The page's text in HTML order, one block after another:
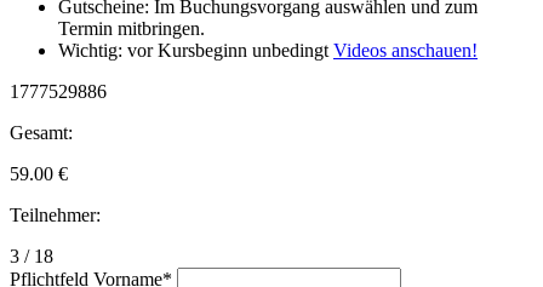
Gutscheine: Im Buchungsvorgang auswählen und zum
Termin mitbringen.
Wichtig: vor Kursbeginn unbedingtVideos anschauen!
1777529886
Gesamt:
59.00 €
Teilnehmer:
3 / 18
Pflichtfeld Vorname*